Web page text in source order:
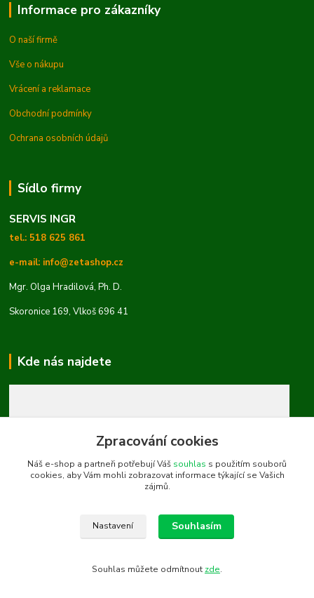
Informace pro zákazníky
O naší firmě
Vše o nákupu
Vrácení a reklamace
Obchodní podmínky
Ochrana osobních údajů
Sídlo firmy
SERVIS INGR
tel.: 518 625 861
e-mail: info@zetashop.cz
Mgr. Olga Hradilová, Ph. D.
Skoronice 169, Vlkoš 696 41
Kde nás najdete
Zpracování cookies
Náš e-shop a partneři potřebují Váš souhlas s použitím souborů
cookies, aby Vám mohli zobrazovat informace týkající se Vašich
zájmů.
Nastavení Souhlasím
Souhlas můžete odmítnout zde.